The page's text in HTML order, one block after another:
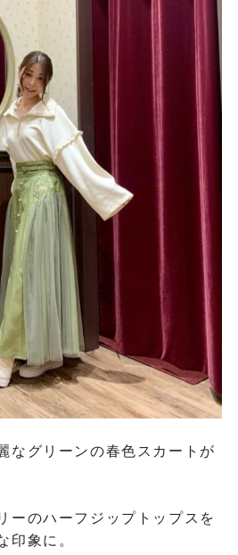
なグリーンの春色スカートが
ーのハーフジップトップスを
印象に。